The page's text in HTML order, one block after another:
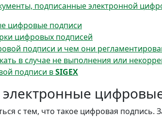
подписанные электронной
цифровые подписи
цифровых подписей
подписи и чем они
в случае не выполнения или
подписи вSIGEX
с тем, что такое цифровая подпись.